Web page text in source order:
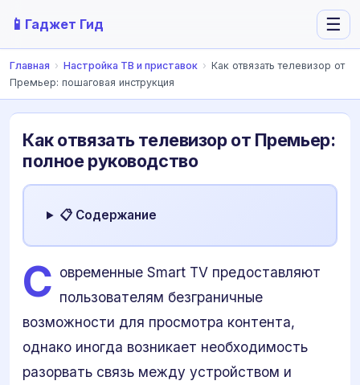
📱 Гаджет Гид ☰
Главная › Настройка ТВ и приставок › Как отвязать телевизор от
Премьер: пошаговая инструкция
Как отвязать телевизор от Премьер:
полное руководство
📋 Содержание
С овременные Smart TV предоставляют
пользователям безграничные
возможности для просмотра контента,
однако иногда возникает необходимость
разорвать связь между устройством и